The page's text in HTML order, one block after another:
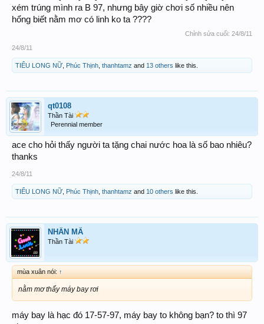
xém trúng mình ra B 97, nhưng bây giờ chơi số nhiều nên
hổng biết nằm mơ có linh ko ta ????
Chỉnh sửa cuối: 24/8/11
24/8/11
TIỂU LONG NỮ Phúc Thịnh thanhtamz and 13 others like this.
qt0108
Thần Tài
Perennial member
ace cho hỏi thấy người ta tặng chai nước hoa là số bao nhiêu?
thanks
24/8/11
TIỂU LONG NỮ Phúc Thịnh thanhtamz and 10 others like this.
NHÂN MÃ
Thần Tài
mùa xuân nói: ↑
nằm mơ thấy máy bay rơi
máy bay là hạc đó 17-57-97, máy bay to không bạn? to thì 97